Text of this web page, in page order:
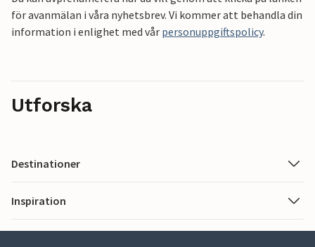
för avanmälan i våra nyhetsbrev. Vi kommer att behandla din
information i enlighet med vår personuppgiftspolicy.
Utforska
Destinationer
Inspiration